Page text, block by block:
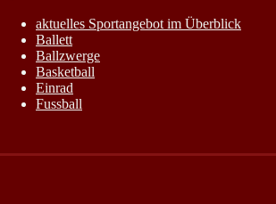
aktuelles Sportangebot im Überblick
Ballett
Ballzwerge
Basketball
Einrad
Fussball